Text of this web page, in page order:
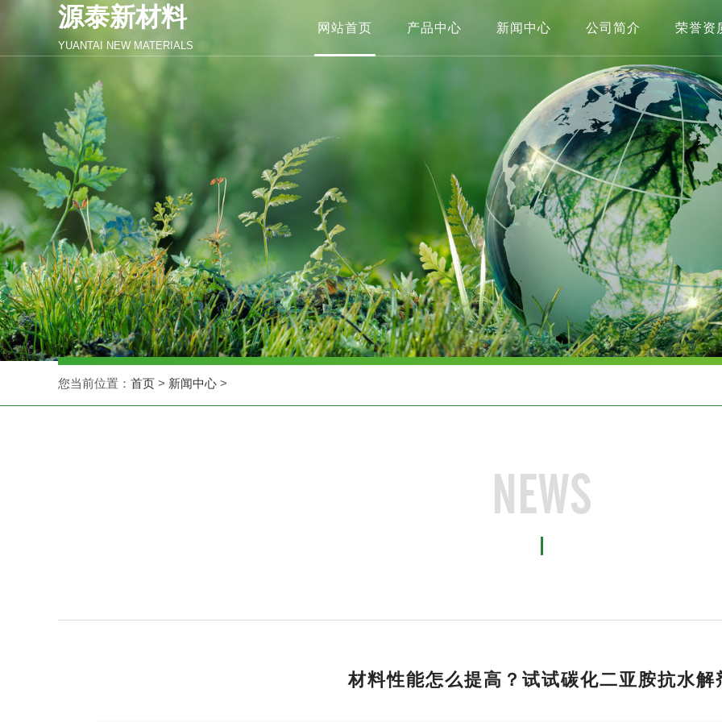
源泰新材料
YUANTAI NEW MATERIALS
网站首页 产品中心 新闻中心 公司简介 荣誉资
您当前位置： 首页 > 新闻中心 >
NEWS
材料性能怎么提高？试试碳化二亚胺抗水解